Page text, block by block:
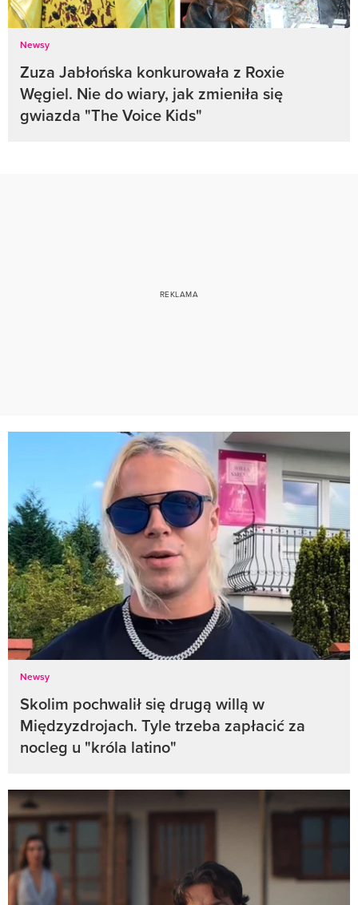
Newsy
Zuza Jabłońska konkurowała z Roxie
Węgiel. Nie do wiary, jak zmieniła się
gwiazda "The Voice Kids"
Newsy
Skolim pochwalił się drugą willą w
Międzyzdrojach. Tyle trzeba zapłacić za
nocleg u "króla latino"